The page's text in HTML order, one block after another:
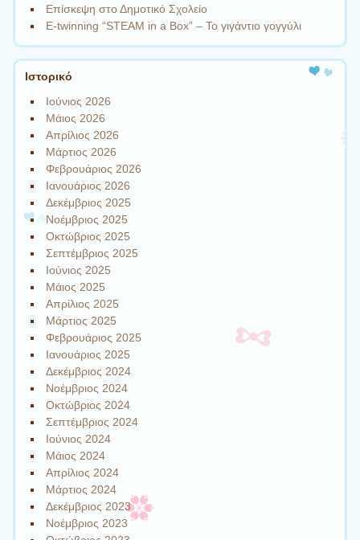
Επίσκεψη στο Δημοτικό Σχολείο
Ε-twinning “STEAM in a Box” – Το γιγάντιο γογγύλι
Ιστορικό
Ιούνιος 2026
Μάιος 2026
Απρίλιος 2026
Μάρτιος 2026
Φεβρουάριος 2026
Ιανουάριος 2026
Δεκέμβριος 2025
Νοέμβριος 2025
Οκτώβριος 2025
Σεπτέμβριος 2025
Ιούνιος 2025
Μάιος 2025
Απρίλιος 2025
Μάρτιος 2025
Φεβρουάριος 2025
Ιανουάριος 2025
Δεκέμβριος 2024
Νοέμβριος 2024
Οκτώβριος 2024
Σεπτέμβριος 2024
Ιούνιος 2024
Μάιος 2024
Απρίλιος 2024
Μάρτιος 2024
Δεκέμβριος 2023
Νοέμβριος 2023